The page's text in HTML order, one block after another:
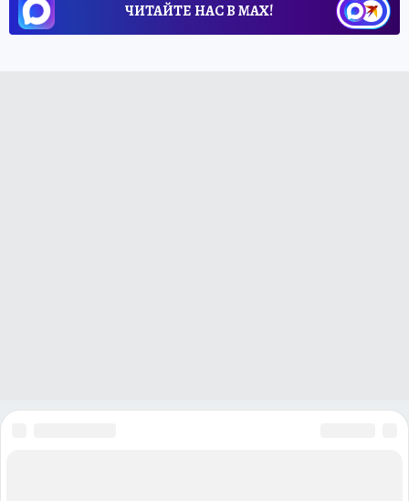
ЧИТАЙТЕ НАС В МАХ!